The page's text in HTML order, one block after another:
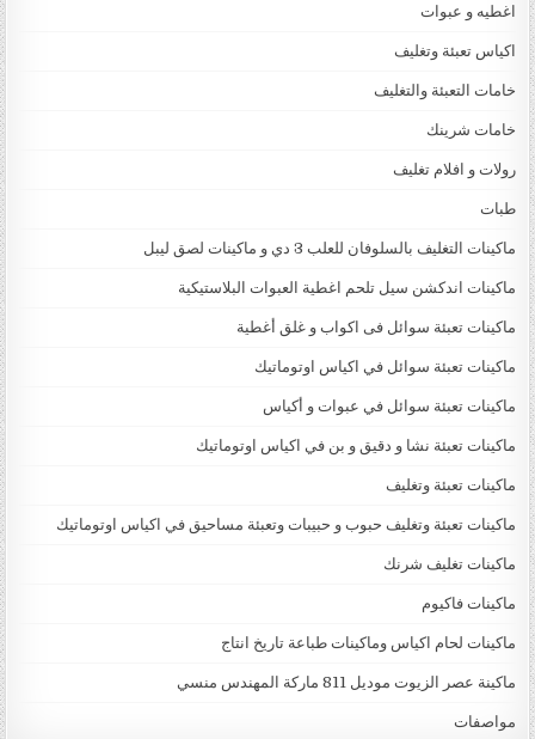
اغطيه و عبوات
اكياس تعبئة وتغليف
خامات التعبئة والتغليف
خامات شرينك
رولات و افلام تغليف
طبات
ماكينات التغليف بالسلوفان للعلب 3 دي و ماكينات لصق ليبل
ماكينات اندكشن سيل تلحم اغطية العبوات البلاستيكية
ماكينات تعبئة سوائل فى اكواب و غلق أغطية
ماكينات تعبئة سوائل في اكياس اوتوماتيك
ماكينات تعبئة سوائل في عبوات و أكياس
ماكينات تعبئة نشا و دقيق و بن في اكياس اوتوماتيك
ماكينات تعبئة وتغليف
ماكينات تعبئة وتغليف حبوب و حبيبات وتعبئة مساحيق في اكياس اوتوماتيك
ماكينات تغليف شرنك
ماكينات فاكيوم
ماكينات لحام اكياس وماكينات طباعة تاريخ انتاج
ماكينة عصر الزيوت موديل 811 ماركة المهندس منسي
مواصفات